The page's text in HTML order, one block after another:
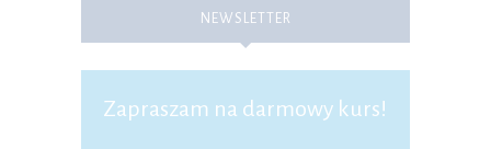
NEWSLETTER
Zapraszam na darmowy kurs!